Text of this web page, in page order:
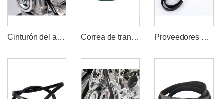
Cinturón del alternador del coche Correa de transmisión del alternador Proveedores de Cinturón del ventilador